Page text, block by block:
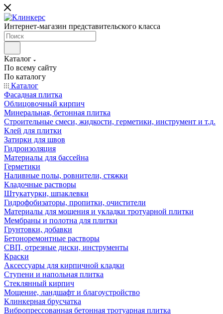
Интернет-магазин представительского класса
Каталог
По всему сайту
По каталогу
Каталог
Фасадная плитка
Облицовочный кирпич
Минеральная, бетонная плитка
Строительные смеси, жидкости, герметики, инструмент и т.д.
Клей для плитки
Затирки для швов
Гидроизоляция
Материалы для бассейна
Герметики
Наливные полы, ровнители, стяжки
Кладочные растворы
Штукатурки, шпаклевки
Гидрофобизаторы, пропитки, очистители
Материалы для мощения и укладки тротуарной плитки
Мембраны и полотна для плитки
Грунтовки, добавки
Бетоноремонтные растворы
СВП, отрезные диски, инструменты
Краски
Аксессуары для кирпичной кладки
Ступени и напольная плитка
Cтеклянный кирпич
Мощение, ландшафт и благоустройство
Клинкерная брусчатка
Вибропрессованная бетонная тротуарная плитка